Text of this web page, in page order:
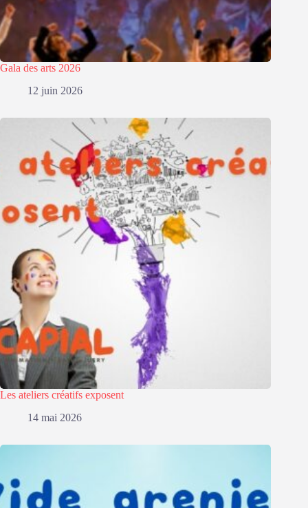
Gala des arts 2026
12 juin 2026
Les ateliers créatifs exposent
14 mai 2026